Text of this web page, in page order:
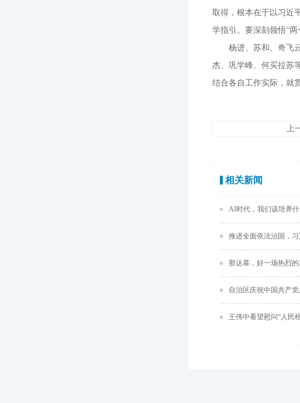
取得，根本在于以习近
学指引。要深刻领悟“两
杨进、苏和、奇飞
杰、巩学峰、何买拉苏
结合各自工作实际，就
上
相关新闻
AI时代，我们该培养
推进全面依法治国，
那达慕，好一场热烈
自治区庆祝中国共产
王伟中看望慰问“人民